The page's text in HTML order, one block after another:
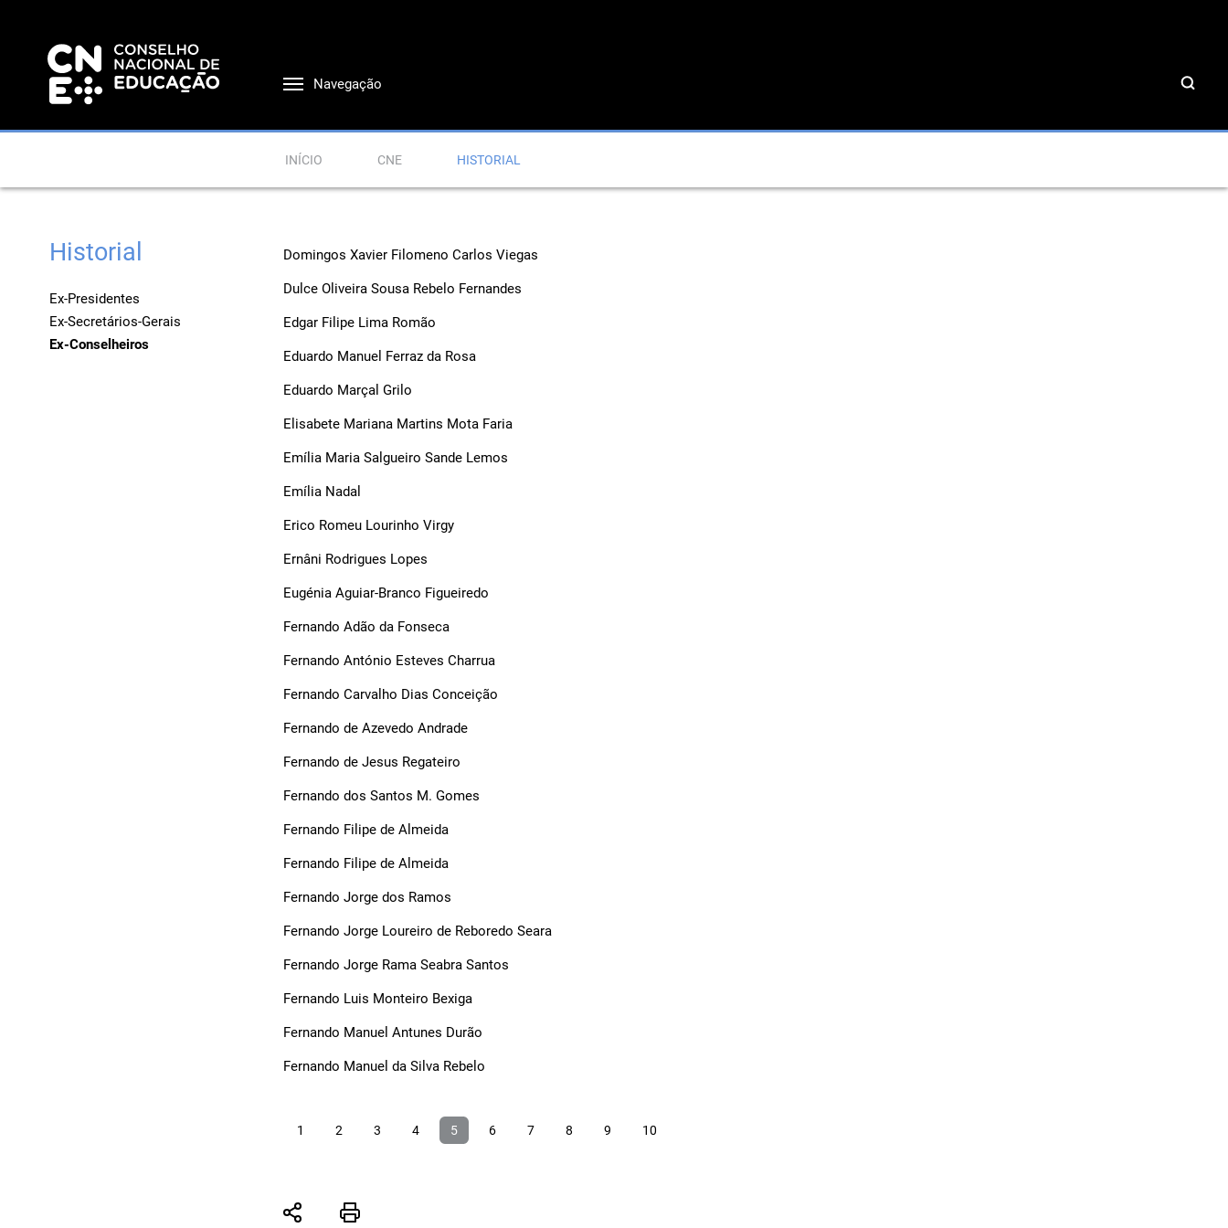
Navegação
INÍCIO CNE HISTORIAL
Historial
Ex-Presidentes
Ex-Secretários-Gerais
Ex-Conselheiros
Domingos Xavier Filomeno Carlos Viegas
Dulce Oliveira Sousa Rebelo Fernandes
Edgar Filipe Lima Romão
Eduardo Manuel Ferraz da Rosa
Eduardo Marçal Grilo
Elisabete Mariana Martins Mota Faria
Emília Maria Salgueiro Sande Lemos
Emília Nadal
Erico Romeu Lourinho Virgy
Ernâni Rodrigues Lopes
Eugénia Aguiar-Branco Figueiredo
Fernando Adão da Fonseca
Fernando António Esteves Charrua
Fernando Carvalho Dias Conceição
Fernando de Azevedo Andrade
Fernando de Jesus Regateiro
Fernando dos Santos M. Gomes
Fernando Filipe de Almeida
Fernando Filipe de Almeida
Fernando Jorge dos Ramos
Fernando Jorge Loureiro de Reboredo Seara
Fernando Jorge Rama Seabra Santos
Fernando Luis Monteiro Bexiga
Fernando Manuel Antunes Durão
Fernando Manuel da Silva Rebelo
1 2 3 4 5 6 7 8 9 10